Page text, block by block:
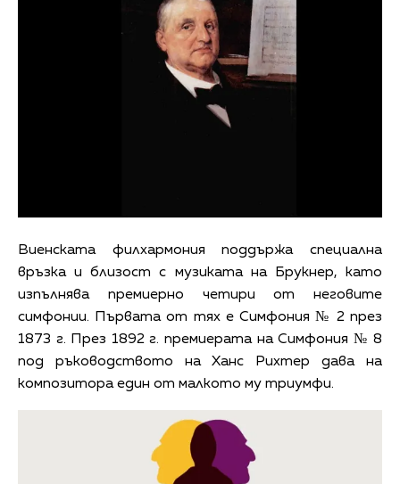
Виенската филхармония поддържа специална
връзка и близост с музиката на Брукнер, като
изпълнява премиерно четири от неговите
симфонии. Първата от тях е Симфония № 2 през
1873 г. През 1892 г. премиерата на Симфония № 8
под ръководството на Ханс Рихтер дава на
композитора един от малкото му триумфи.